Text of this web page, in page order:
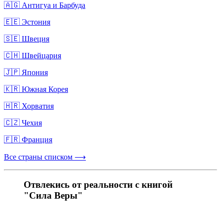
🇦🇬 Антигуа и Барбуда
🇪🇪 Эстония
🇸🇪 Швеция
🇨🇭 Швейцария
🇯🇵 Япония
🇰🇷 Южная Корея
🇭🇷 Хорватия
🇨🇿 Чехия
🇫🇷 Франция
Все страны списком ⟶
Отвлекись от реальности с книгой
"Сила Веры"